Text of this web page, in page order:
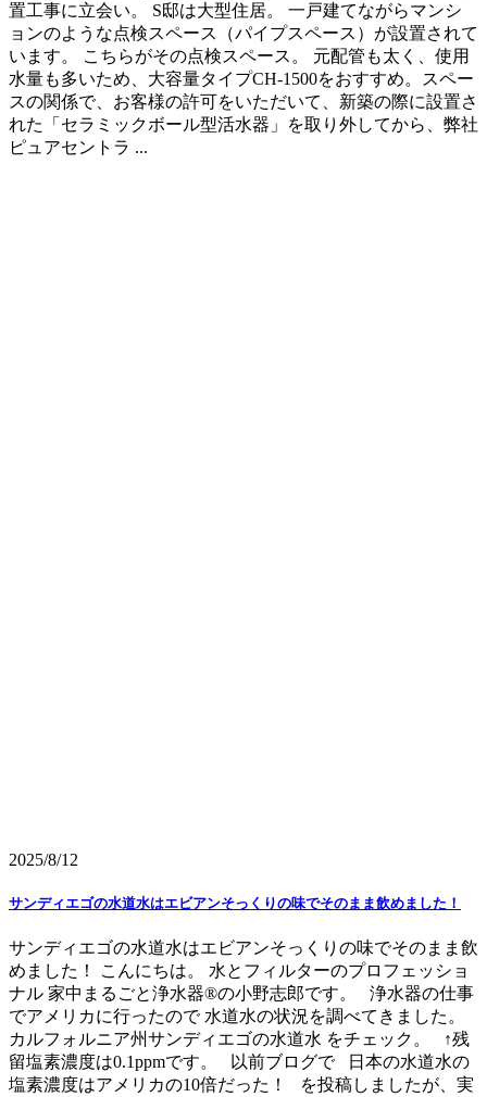
置工事に立会い。 S邸は大型住居。 一戸建てながらマンシ
ョンのような点検スペース（パイプスペース）が設置されて
います。 こちらがその点検スペース。 元配管も太く、使用
水量も多いため、大容量タイプCH-1500をおすすめ。スペー
スの関係で、お客様の許可をいただいて、新築の際に設置さ
れた「セラミックボール型活水器」を取り外してから、弊社
ピュアセントラ ...
2025/8/12
サンディエゴの水道水はエビアンそっくりの味でそのまま飲めました！
サンディエゴの水道水はエビアンそっくりの味でそのまま飲
めました！ こんにちは。 水とフィルターのプロフェッショ
ナル 家中まるごと浄水器®の小野志郎です。 浄水器の仕事
でアメリカに行ったので 水道水の状況を調べてきました。
カルフォルニア州サンディエゴの水道水 をチェック。 ↑残
留塩素濃度は0.1ppmです。 以前ブログで 日本の水道水の
塩素濃度はアメリカの10倍だった！ を投稿しましたが、実